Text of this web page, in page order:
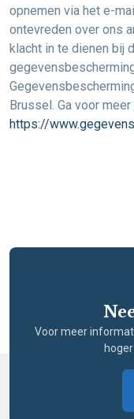
opnemen via het e-
ontevreden over ons
klacht in te dienen bij
Brussel. Ga voor
https://
Voor meer